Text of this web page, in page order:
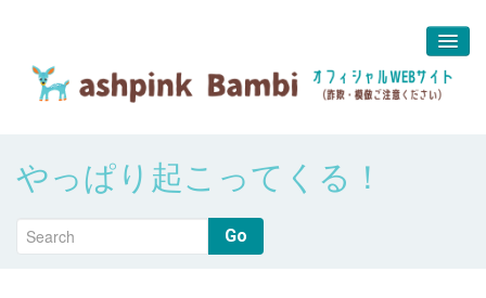
about us
堀江 真代
やっぱり起こってくる！
Go